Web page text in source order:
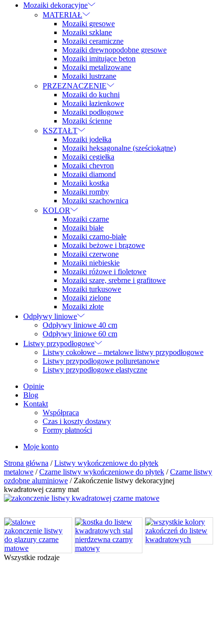
Mozaiki dekoracyjne
MATERIAŁ
Mozaiki gresowe
Mozaiki szklane
Mozaiki ceramiczne
Mozaiki drewnopodobne gresowe
Mozaiki imitujące beton
Mozaiki metalizowane
Mozaiki lustrzane
PRZEZNACZENIE
Mozaiki do kuchni
Mozaiki łazienkowe
Mozaiki podłogowe
Mozaiki ścienne
KSZTAŁT
Mozaiki jodełka
Mozaiki heksagonalne (sześciokątne)
Mozaiki cegiełka
Mozaiki chevron
Mozaiki diamond
Mozaiki kostka
Mozaiki romby
Mozaiki szachownica
KOLOR
Mozaiki czarne
Mozaiki białe
Mozaiki czarno-białe
Mozaiki beżowe i brązowe
Mozaiki czerwone
Mozaiki niebieskie
Mozaiki różowe i fioletowe
Mozaiki szare, srebrne i grafitowe
Mozaiki turkusowe
Mozaiki zielone
Mozaiki złote
Odpływy liniowe
Odpływy liniowe 40 cm
Odpływy liniowe 60 cm
Listwy przypodłogowe
Listwy cokołowe – metalowe listwy przypodłogowe
Listwy przypodłogowe poliuretanowe
Listwy przypodłogowe elastyczne
Opinie
Blog
Kontakt
Współpraca
Czas i koszty dostawy
Formy płatności
Moje konto
Strona główna /Listwy wykończeniowe do płytek
metalowe /Czarne listwy wykończeniowe do płytek /Czarne listwy
ozdobne aluminiowe / Zakończenie listwy dekoracyjnej
kwadratowej czarny mat
Wszystkie rodzaje